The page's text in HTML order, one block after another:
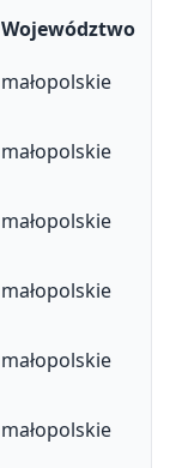
Województwo
małopolskie
małopolskie
małopolskie
małopolskie
małopolskie
małopolskie